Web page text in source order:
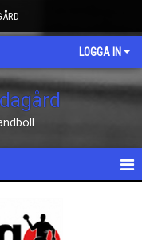
LOGGA IN